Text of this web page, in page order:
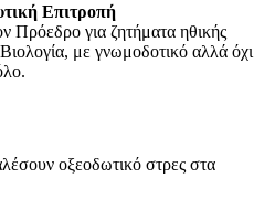
Επιτροπή
Πρόεδρο για ζητήματα ηθικής
με γνωμοδοτικό αλλά όχι
οξεοδωτικό στρες στα